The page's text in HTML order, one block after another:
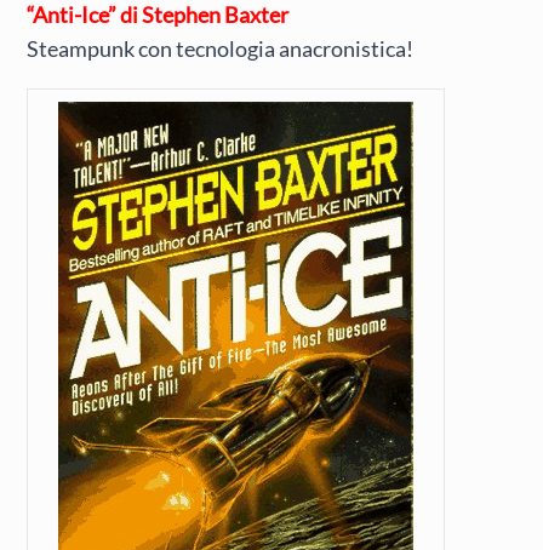
“Anti-Ice” di Stephen Baxter
Steampunk con tecnologia anacronistica!